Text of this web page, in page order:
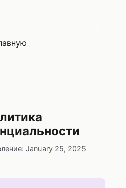
January 25, 2025